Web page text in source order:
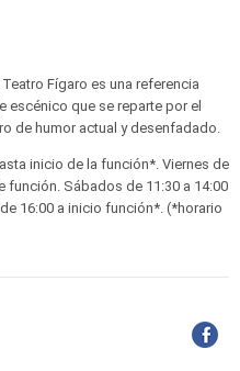
Fígaro es una referencia
que se reparte por el
de humor actual y desenfadado.
inicio de la función*. Viernes de
función. Sábados de 11:30 a 14:00
16:00 a inicio función*. (*horario